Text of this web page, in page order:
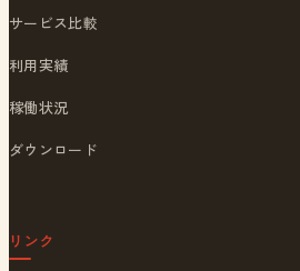
サービス比較
利用実績
稼働状況
ダウンロード
リンク